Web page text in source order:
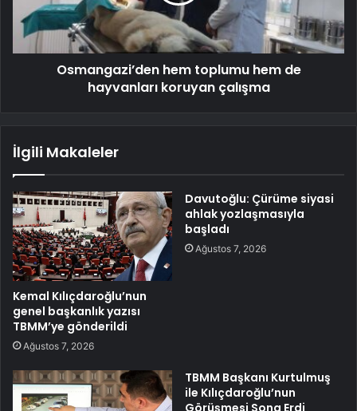
Osmangazi’den hem toplumu hem de
hayvanları koruyan çalışma
İlgili Makaleler
Kemal Kılıçdaroğlu’nun
genel başkanlık yazısı
TBMM’ye gönderildi
Ağustos 7, 2026
Davutoğlu: Çürüme siyasi
ahlak yozlaşmasıyla
başladı
Ağustos 7, 2026
TBMM Başkanı Kurtulmuş
ile Kılıçdaroğlu’nun